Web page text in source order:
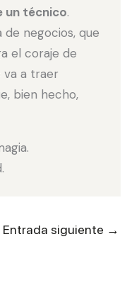
un técnico.
de negocios, que
el coraje de
va a traer
bien hecho,
Entrada siguiente →